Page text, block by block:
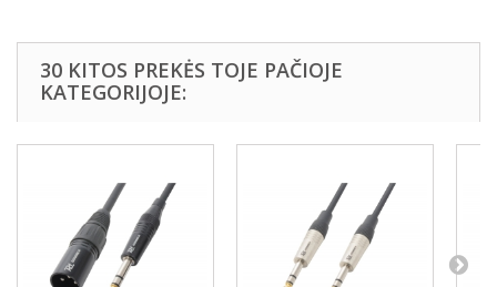
30 KITOS PREKĖS TOJE PAČIOJE
KATEGORIJOJE: